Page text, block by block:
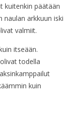
kuitenkin päätään
naulan arkkuun iski
valmiit.
itseään.
todella
kuin